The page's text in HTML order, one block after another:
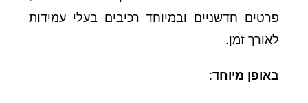
פרטים חדשניים ובמיוחד רכיבים בעלי עמידות
לאורך זמן.
באופן מיוחד: